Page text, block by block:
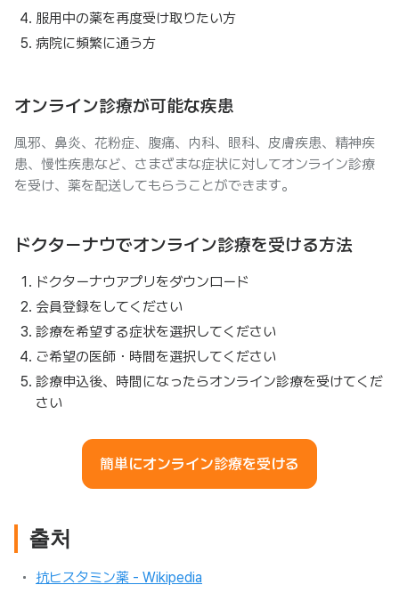
服用中の薬を再度受け取りたい方
病院に頻繁に通う方
オンライン診療が可能な疾患
風邪、鼻炎、花粉症、腹痛、内科、眼科、皮膚疾患、精神疾
患、慢性疾患など、さまざまな症状に対してオンライン診療
を受け、薬を配送してもらうことができます。
ドクターナウでオンライン診療を受ける方法
ドクターナウアプリをダウンロード
会員登録をしてください
診療を希望する症状を選択してください
ご希望の医師・時間を選択してください
診療申込後、時間になったらオンライン診療を受けてくだ
さい
簡単にオンライン診療を受ける
출처
抗ヒスタミン薬 - Wikipedia